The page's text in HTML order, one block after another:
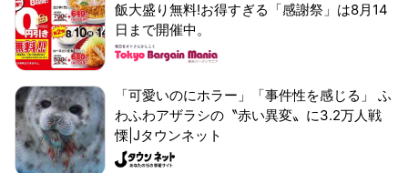
飯大盛り無料!お得すぎる「感謝祭」は8月14
日まで開催中。
「可愛いのにホラー」「事件性を感じる」 ふ
わふわアザラシの〝赤い異変〟に3.2万人戦
慄|Jタウンネット